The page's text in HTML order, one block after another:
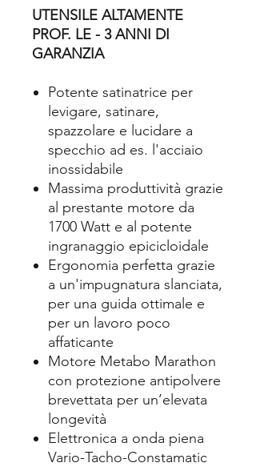
UTENSILE ALTAMENTE
PROF. LE - 3 ANNI DI
GARANZIA
Potente satinatrice per
levigare, satinare,
spazzolare e lucidare a
specchio ad es. l'acciaio
inossidabile
Massima produttività grazie
al prestante motore da
1700 Watt e al potente
ingranaggio epicicloidale
Ergonomia perfetta grazie
a un'impugnatura slanciata,
per una guida ottimale e
per un lavoro poco
affaticante
Motore Metabo Marathon
con protezione antipolvere
brevettata per un’elevata
longevità
Elettronica a onda piena
Vario-Tacho-Constamatic